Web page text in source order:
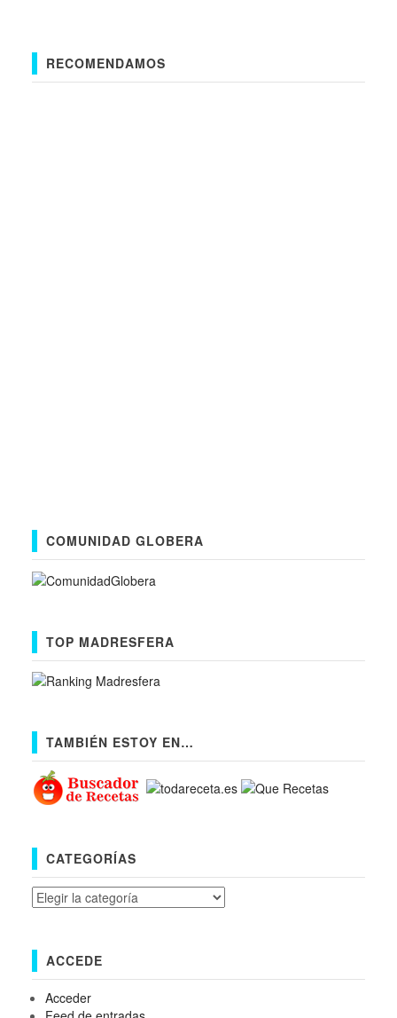
RECOMENDAMOS
COMUNIDAD GLOBERA
TOP MADRESFERA
TAMBIÉN ESTOY EN…
CATEGORÍAS
Categorías
ACCEDE
Acceder